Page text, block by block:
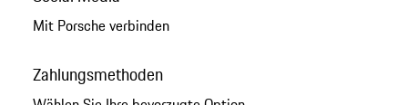
Mit Porsche verbinden
Zahlungsmethoden